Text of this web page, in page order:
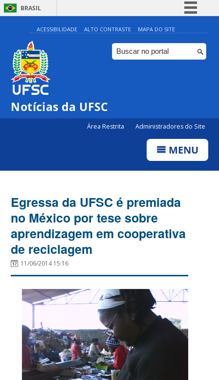
BRASIL
Simplifique!
Comunica BR
Participe
ACESSIBILIDADE ALTO CONTRASTE MAPA DO SITE
Notícias da UFSC
Área Restrita Administradores do Site
MENU
Egressa da UFSC é premiada
no México por tese sobre
aprendizagem em cooperativa
de reciclagem
11/06/2014 15:16